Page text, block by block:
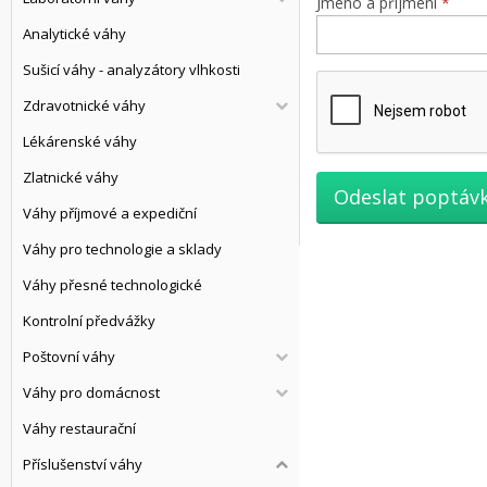
Analytické váhy
Sušicí váhy - analyzátory vlhkosti
Zdravotnické váhy
Lékárenské váhy
Zlatnické váhy
Váhy příjmové a expediční
Váhy pro technologie a sklady
Váhy přesné technologické
Kontrolní předvážky
Poštovní váhy
Váhy pro domácnost
Váhy restaurační
Příslušenství váhy